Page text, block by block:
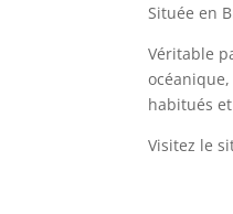
Située en
Véritable
habitués
Visitez le